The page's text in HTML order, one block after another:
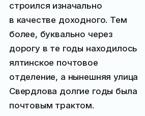
строился изначально
в качестве доходного. Тем
более, буквально через
дорогу в те годы находилось
ялтинское почтовое
отделение, а нынешняя улица
Свердлова долгие годы была
почтовым трактом.